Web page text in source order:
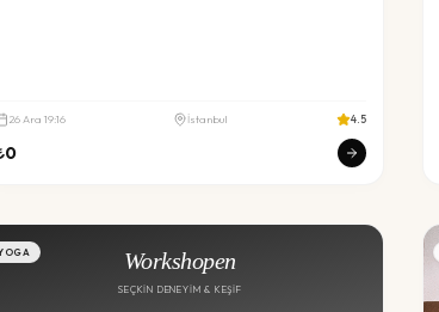
26 Ara 19:16 İstanbul 4.5
0
Workshopen
SEÇKIN DENEYIM & KEŞIF